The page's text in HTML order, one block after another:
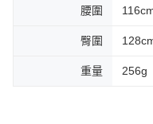
腰圍
臀圍
重量 256g